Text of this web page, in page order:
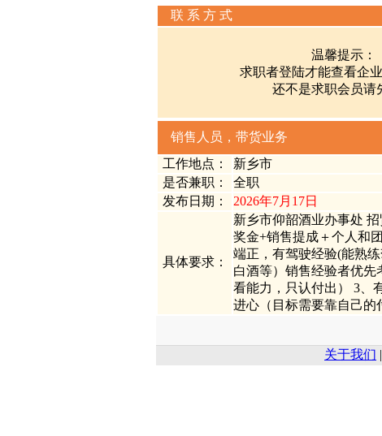
联 系 方 式
温馨提示：
求职者登陆才能查看企
还不是求职会员请
销售人员，带货业务
工作地点：
新乡市
是否兼职：
全职
发布日期：
2026年7月17日
具体要求：
新乡市仰韶酒业办事处
奖金+销售提成＋个人和
端正，有驾驶经验(能熟
白酒等）销售经验者优先
看能力，只认付出） 3、
进心（目标需要靠自己的
关于我们 |